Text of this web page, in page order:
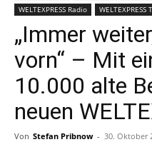
WELTEXPRESS Radio
WELTEXPRESS
„Immer
vorn“ – Mit
10.000 alte
neuen
Von Stefan Pribnow - 30. Oktober